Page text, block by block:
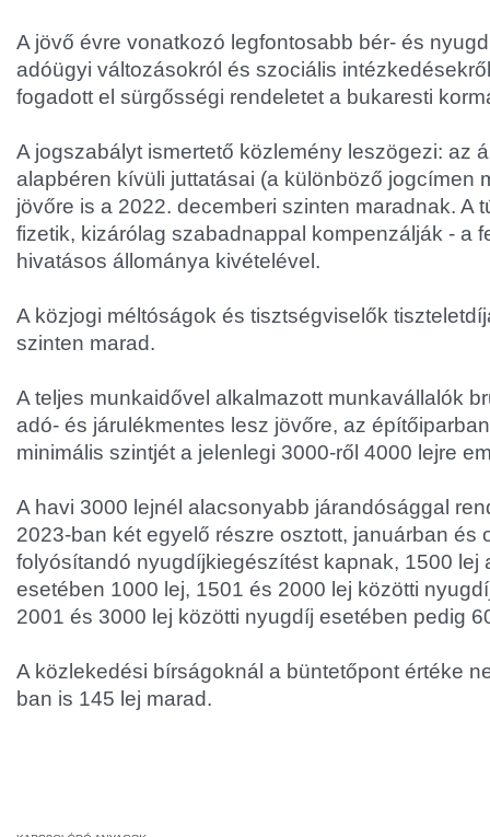
A jövő évre vonatkozó legfontosabb bér- és
adóügyi változásokról és szociális
fogadott el sürgősségi rendeletet a bukaresti
A jogszabályt ismertető közlemény leszögezi: az
alapbéren kívüli juttatásai (a különböző jogcímen
jövőre is a 2022. decemberi szinten maradnak. A
fizetik, kizárólag szabadnappal kompenzálják - a
hivatásos állománya kivételével.
A közjogi méltóságok és tisztségviselők
szinten marad.
A teljes munkaidővel alkalmazott munkavállalók
adó- és járulékmentes lesz jövőre, az
minimális szintjét a jelenlegi 3000-ről 4000 lejre
A havi 3000 lejnél alacsonyabb járandósággal
2023-ban két egyelő részre osztott, januárban és
folyósítandó nyugdíjkiegészítést kapnak, 1500 lej
esetében 1000 lej, 1501 és 2000 lej közötti
2001 és 3000 lej közötti nyugdíj esetében pedig
A közlekedési bírságoknál a büntetőpont értéke
ban is 145 lej marad.